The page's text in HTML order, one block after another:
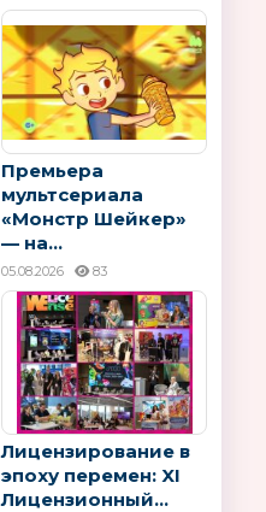
Премьера
мультсериала
«Монстр Шейкер»
— на...
05.08.2026 83
Лицензирование в
эпоху перемен: XI
Лицензионный...